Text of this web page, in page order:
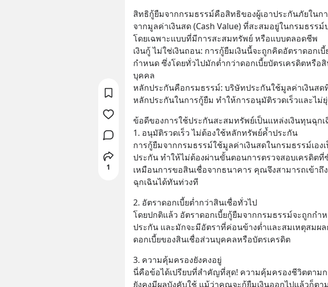
สิทธิกู้ยืมจากกรมธรรม์คือสิทธิของผู้เอาประกันภัยในก
จากมูลค่าเงินสด (Cash Value) ที่สะสมอยู่ในกรมธรร
โดยเฉพาะแบบที่มีการสะสมทรัพย์ หรือแบบตลอดชีพ
เงินกู้ ไม่ใช่เงินถอน: การกู้ยืมเงินนี้จะถูกคิดอัตราดอกเ
กำหนด ซึ่งโดยทั่วไปมักต่ำกว่าดอกเบี้ยบัตรเครดิตหรือ
บุคคล
หลักประกันคือกรมธรรม์: บริษัทประกันใช้มูลค่าเงินสด
หลักประกันในการกู้ยืม ทำให้การอนุมัติรวดเร็วและไม่
ข้อดีของการใช้ประกันสะสมทรัพย์เป็นแหล่งเงินทุนฉุก
1. อนุมัติรวดเร็ว ไม่ต้องใช้หลักทรัพย์ค้ำประกัน
การกู้ยืมจากกรมธรรม์ใช้มูลค่าเงินสดในกรมธรรม์เอง
ประกัน ทำให้ไม่ต้องผ่านขั้นตอนการตรวจสอบเครดิต
เหมือนการขอสินเชื่อจากธนาคาร คุณจึงสามารถเข้าถึ
ฉุกเฉินได้ทันท่วงที
2. อัตราดอกเบี้ยต่ำกว่าสินเชื่อทั่วไป
โดยปกติแล้ว อัตราดอกเบี้ยกู้ยืมจากกรมธรรม์จะถูกกำ
ประกัน และมักจะมีอัตราที่ค่อนข้างต่ำและสมเหตุสมผล
ดอกเบี้ยของสินเชื่อส่วนบุคคลหรือบัตรเครดิต
3. ความคุ้มครองยังคงอยู่
นี่คือข้อได้เปรียบที่สำคัญที่สุด! ความคุ้มครองชีวิตตาม
ยังคงมีผลบังคับใช้ แม้ว่าคุณจะกู้ยืมเงินออกไปแล้วก็ตา
1